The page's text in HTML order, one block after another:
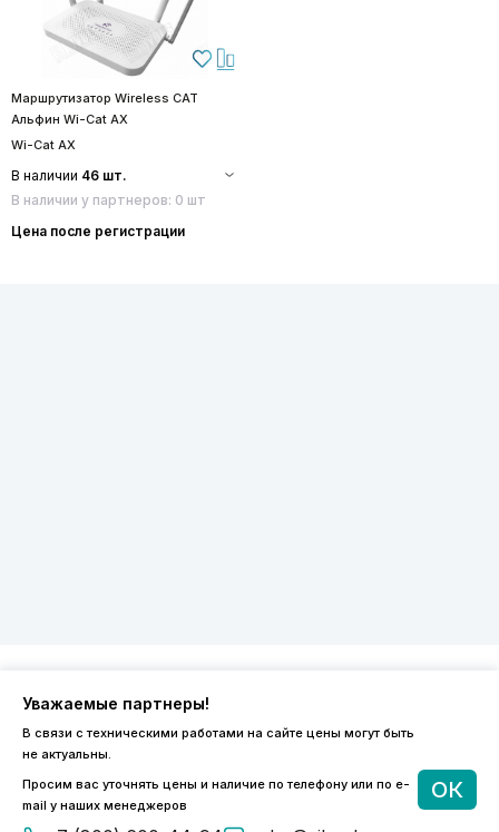
Маршрутизатор Wireless CAT
Альфин Wi-Cat AX
Wi-Cat AX
В наличии 46 шт.
В наличии у партнеров: 0 шт
Цена после регистрации
Уважаемые партнеры!
В связи с техническими работами на сайте цены могут быть
не актуальны.
Просим вас уточнять цены и наличие по телефону или по e-
mail у наших менеджеров
ОК
8 (800) 600-44-94
ПН-ПТ 9:00 - 18:00
order@sibvols.ru
О компании